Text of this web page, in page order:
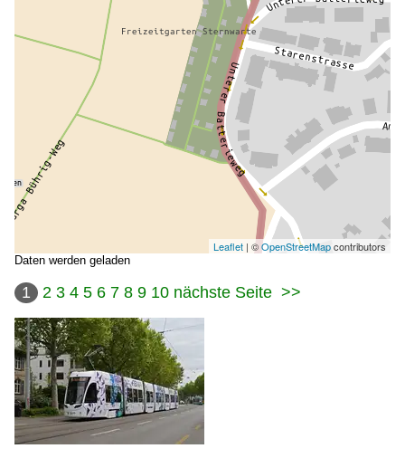
Leaflet | ©OpenStreetMapcontributors
Daten werden geladen
1 2 3 4 5 6 7 8 9 10 nächste Seite >>